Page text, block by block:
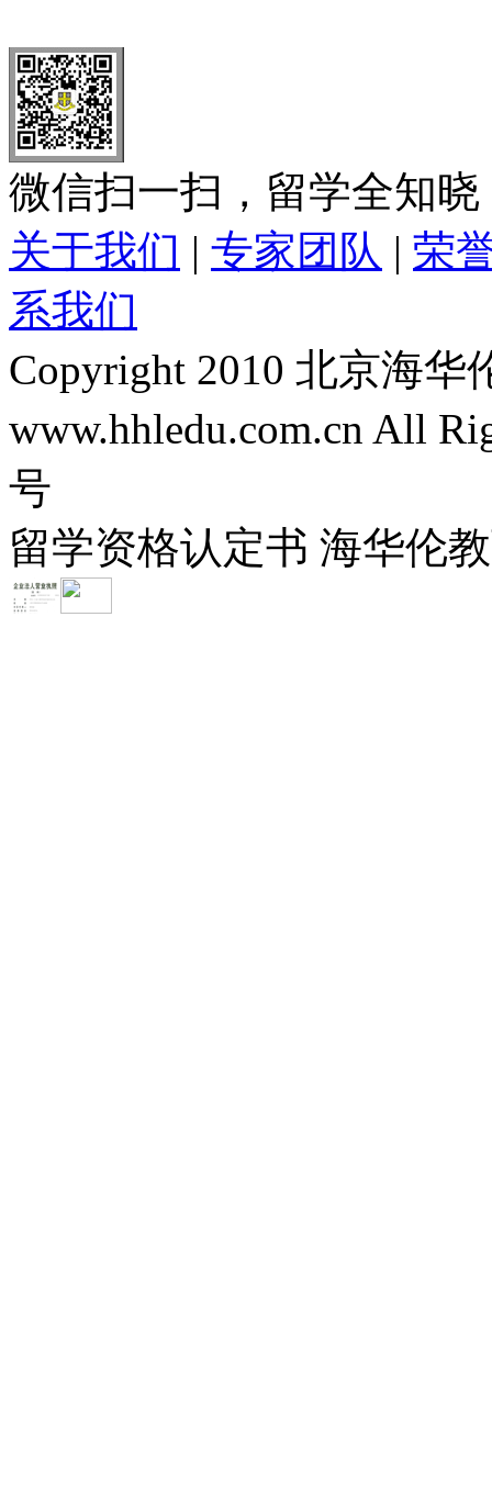
微信扫一扫，留学全知晓
关于我们 | 专家团队 | 荣
系我们
Copyright 2010 北京海
www.hhledu.com.cn All
号
留学资格认定书 海华伦